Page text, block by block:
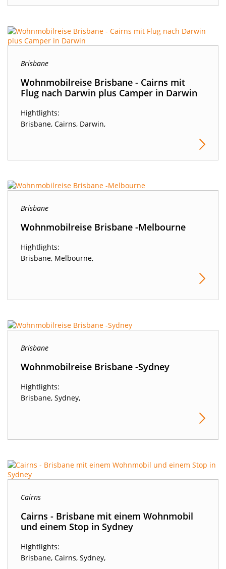
Brisbane
Wohnmobilreise Brisbane - Cairns mit
Flug nach Darwin plus Camper in Darwin
Hightlights:
Brisbane, Cairns, Darwin,
Brisbane
Wohnmobilreise Brisbane -Melbourne
Hightlights:
Brisbane, Melbourne,
Brisbane
Wohnmobilreise Brisbane -Sydney
Hightlights:
Brisbane, Sydney,
Cairns
Cairns - Brisbane mit einem Wohnmobil
und einem Stop in Sydney
Hightlights:
Brisbane, Cairns, Sydney,